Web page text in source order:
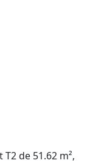
de 51.62 m²,